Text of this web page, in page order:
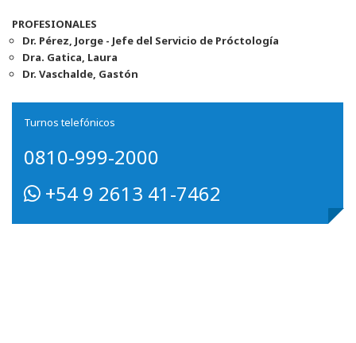
PROFESIONALES
Dr. Pérez, Jorge - Jefe del Servicio de Próctología
Dra. Gatica, Laura
Dr. Vaschalde, Gastón
Turnos telefónicos
0810-999-2000
+54 9 2613 41-7462